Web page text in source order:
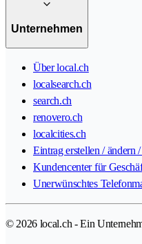
Unternehmen
Über local.ch
localsearch.ch
search.ch
renovero.ch
localcities.ch
Eintrag erstellen / ändern
Kundencenter für
Unerwünschtes
© 2026 local.ch - Ein